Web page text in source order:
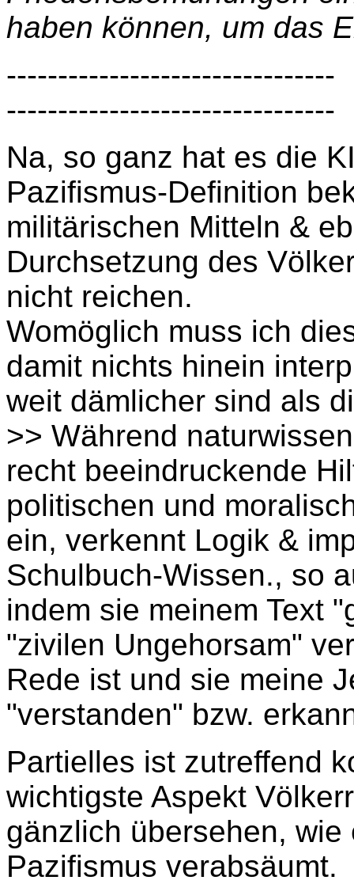
haben können, um das
--------------------------------
--------------------------------
Na, so ganz hat es die
Pazifismus-Definition
militärischen Mitteln &
Durchsetzung des
nicht reichen.
Womöglich muss ich
damit nichts hinein
weit dämlicher sind als
>> Während
recht beeindruckende
politischen und
ein, verkennt Logik &
Schulbuch-Wissen., so
indem sie meinem Text
"zivilen Ungehorsam"
Rede ist und sie meine
"verstanden" bzw.
Partielles ist zutreffend
wichtigste Aspekt
gänzlich übersehen,
Pazifismus verabsäumt.